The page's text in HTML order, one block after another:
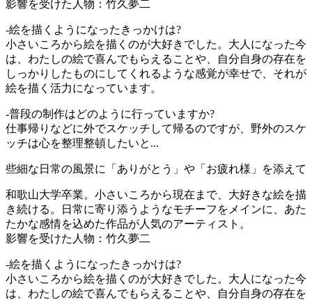
影響を受けた人物：竹久夢二
‐絵を描くようになったきっかけは?
小さいころから絵を描くのが大好きでした。大人になった今
は、わたしの絵で喜んでもらえることや、自分自身の存在を
しっかりしたものにしてくれるような感覚が幸せで、それが
絵を描く活力になっています。
‐普段の制作はどのように行っていますか?
仕事帰りなどに外でスケッチして帰るのですが、野外のスケ
ッチは心を整理整頓したいと...
些細な日常の風景に「ありがとう」や「お疲れ様」を添えて
和歌山大学卒業。小さいころから現在まで、大好きな絵を描
き続ける。日常に寄り添うようなモチーフをメインに、あた
たかな感情を込めた作品が人気のアーティスト。
影響を受けた人物：竹久夢二
‐絵を描くようになったきっかけは?
小さいころから絵を描くのが大好きでした。大人になった今
は、わたしの絵で喜んでもらえることや、自分自身の存在を